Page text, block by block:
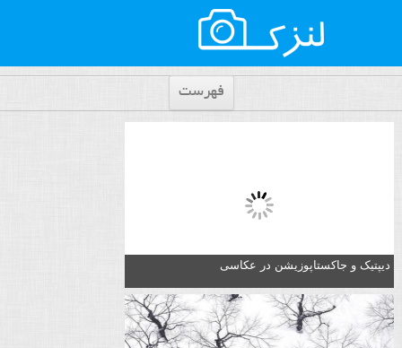
فهرست
دیپتیک و جاکستا‌پوزیشن در عکاسی